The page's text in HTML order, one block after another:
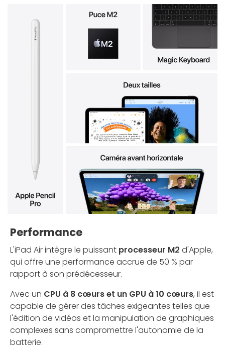
Performance
L'iPad Air intègre le puissant processeur M2 d'Apple,
qui offre une performance accrue de 50 % par
rapport à son prédécesseur.
Avec un CPU à 8 cœurs et un GPU à 10 cœurs, il est
capable de gérer des tâches exigeantes telles que
l'édition de vidéos et la manipulation de graphiques
complexes sans compromettre l'autonomie de la
batterie.